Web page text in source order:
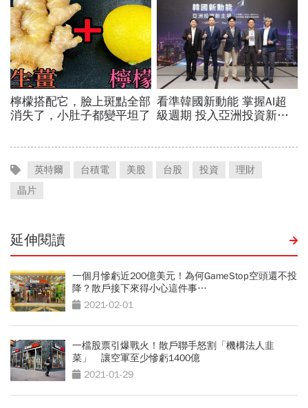
英特爾 台積電 美股 台股 投資
理財
晶片
延伸閱讀
一個月慘虧近200億美元！為何GameStop空頭還不投
降？散戶接下來得小心這件事…
2021-02-01
一檔股票引爆戰火！散戶聯手怒割「機構法人韭
菜」 讓空軍至少慘虧1400億
2021-01-29